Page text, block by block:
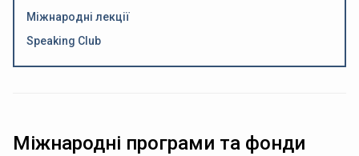
Міжнародні лекції
Speaking Club
Міжнародні програми та фонди